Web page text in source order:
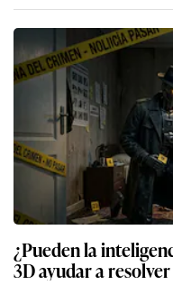
¿Pueden la
3D ayudar a